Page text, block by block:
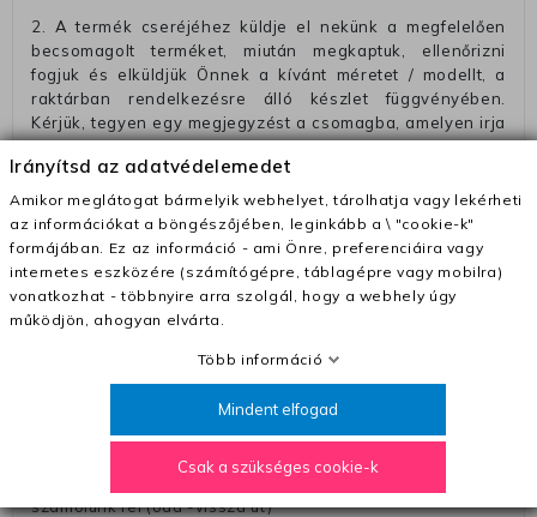
2. A termék cseréjéhez küldje el nekünk a megfelelően
becsomagolt terméket, miután megkaptuk, ellenőrizni
fogjuk és elküldjük Önnek a kívánt méretet / modellt, a
raktárban rendelkezésre álló készlet függvényében.
Kérjük, tegyen egy megjegyzést a csomagba, amelyen irja
a telefonszámát vagy a rendelési számot, hogy
megkönnyitse az azonósitást és a visszatéritést.
Az elküldött csomagok visszautasításra kerülnek, ha
ezeket nem megfelelő módon csomagolják !!
Szállítási díjak:
– Futár - kézbesítés az ország egész területén, 2-3
munkanapon belül a megrendelés e-mailben / sms-ben
történő megerősítésétől számítva
– Szállítás 1700 Ft (+400 Ft utánvéttel)
– Ingyenes szállítás 31600 Ft feletti megrendeléseknél
(+400 Ft utánvétte)
– A kapott termék cseréjéért 3780 Ft szállítási díjat
számolunk fel (oda -vissza út)
Irányítsd az adatvédelemedet
Amikor meglátogat bármelyik webhelyet, tárolhatja vagy lekérheti
az információkat a böngészőjében, leginkább a \ "cookie-k"
formájában. Ez az információ - ami Önre, preferenciáira vagy
internetes eszközére (számítógépre, táblagépre vagy mobilra)
vonatkozhat - többnyire arra szolgál, hogy a webhely úgy
működjön, ahogyan elvárta.
Több információ
Mindent elfogad
Csak a szükséges cookie-k